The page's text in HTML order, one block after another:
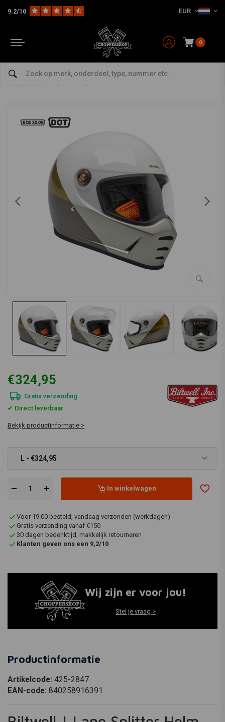
9.2/10 EUR
0
The Biker Helmen Lane Splitter Helm Intersection Goud/Zilver/Bronze - ECE 06 & DOT Goedgekeurd, Robuuste ABS Schaal, Geventileerde EPS Voering
bekijk alles van Biltwell
Lane Splitter Helm Intersection
Goud/Zilver/Bronze - ECE 06 & DOT
Goedgekeurd, Robuuste ABS Schaal,
Geventileerde EPS Voering
€324,95
Gratis verzending
✔ Direct leverbaar
Bekijk productinformatie >
L - €324,95
In winkelwagen
Voor 19:00 besteld, vandaag verzonden (werkdagen)
Gratis verzending vanaf €150
30 dagen bedenktijd, makkelijk retourneren
Klanten geven ons een 9,2/10
Wij zijn er voor jou!
Stel je vraag >
Productinformatie
Artikelcode: 425-2847
EAN-code: 840258916391